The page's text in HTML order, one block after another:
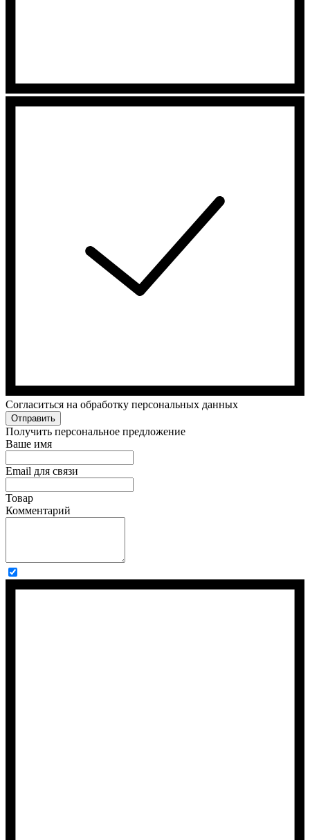
Cогласиться на обработку персональных данных
Отправить
Получить персональное предложение
Ваше имя
Email для связи
Товар
Комментарий